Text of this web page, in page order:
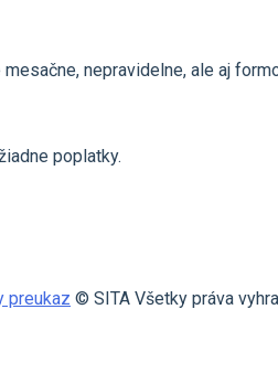
nepravidelne, ale aj
poplatky.
preukaz © SITA Všetky práva